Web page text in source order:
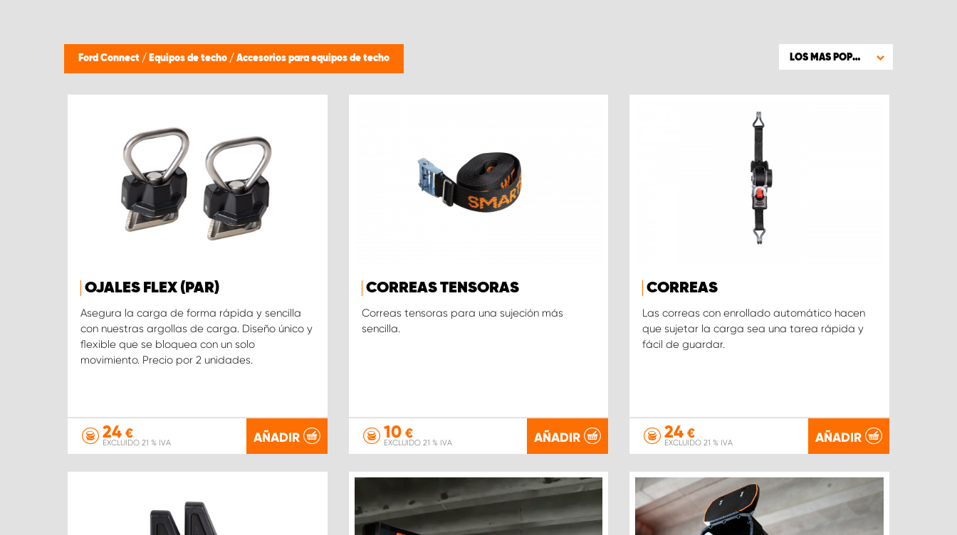
Ford Connect / Equipos de techo / Accesorios para equipos de techo LOS MAS POPULARES
OJALES FLEX (PAR)
Asegura la carga de forma rápida y sencilla
con nuestras argollas de carga. Diseño único y
flexible que se bloquea con un solo
movimiento. Precio por 2 unidades.
24 €
EXCLUIDO 21 % IVA AÑADIR
CORREAS TENSORAS
Correas tensoras para una sujeción más
sencilla.
10€
EXCLUIDO 21 % IVA AÑADIR
CORREAS
Las correas con enrollado automático hacen
que sujetar la carga sea una tarea rápida y
fácil de guardar.
24 €
EXCLUIDO 21 % IVA AÑADIR